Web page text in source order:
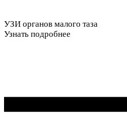
УЗИ органов малого таза
Узнать подробнее